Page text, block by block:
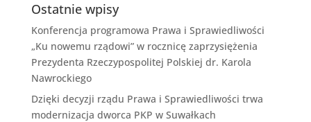
Ostatnie wpisy
Konferencja programowa Prawa i Sprawiedliwości
„Ku nowemu rządowi” w rocznicę zaprzysiężenia
Prezydenta Rzeczypospolitej Polskiej dr. Karola
Nawrockiego
Dzięki decyzji rządu Prawa i Sprawiedliwości trwa
modernizacja dworca PKP w Suwałkach